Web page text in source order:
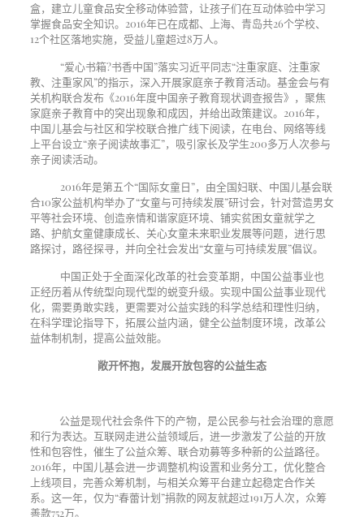
盒，建立儿童食品安全移动体验营，让孩子们在互动体验中学习
掌握食品安全知识。 2016年已在成都、上海、青岛共26个学校、
12个社区落地实施，受益儿童超过8万人。
“爱心书箱?书香中国”落实习近平同志“注重家庭、注重家
教、注重家风”的指示，深入开展家庭亲子教育活动。基金会与有
关机构联合发布《2016年度中国亲子教育现状调查报告》，聚焦
家庭亲子教育中的突出现象和成因，并给出政策建议。 2016年，
中国儿基会与社区和学校联合推广线下阅读，在电台、网络等线
上平台设立“亲子阅读故事汇”，吸引家长及学生200多万人次参与
亲子阅读活动。
2016年是第五个“国际女童日”，由全国妇联、中国儿基会联
合10家公益机构举办了“女童与可持续发展”研讨会，针对营造男女
平等社会环境、创造亲情和谐家庭环境、铺实贫困女童就学之
路、护航女童健康成长、关心女童未来职业发展等问题，进行思
路探讨，路径探寻，并向全社会发出“女童与可持续发展”倡议。
中国正处于全面深化改革的社会变革期，中国公益事业也
正经历着从传统型向现代型的蜕变升级。实现中国公益事业现代
化，需要勇敢实践，更需要对公益实践的科学总结和理性归纳，
在科学理论指导下，拓展公益内涵，健全公益制度环境，改革公
益体制机制，提高公益效能。
敞开怀抱，发展开放包容的公益生态
公益是现代社会条件下的产物，是公民参与社会治理的意愿
和行为表达。互联网走进公益领域后，进一步激发了公益的开放
性和包容性，催生了公益众筹、联合劝募等多种新的公益路径。
2016年，中国儿基会进一步调整机构设置和业务分工，优化整合
上线项目，完善众筹机制，与相关众筹平台建立起稳定合作关
系。这一年，仅为“春蕾计划”捐款的网友就超过191万人次，众筹
善款752万。